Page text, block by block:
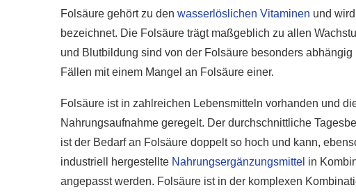
Folsäure gehört zu den wasserlöslichen Vitaminen und
bezeichnet. Die Folsäure trägt maßgeblich zu allen
und Blutbildung sind von der Folsäure besonders
Fällen mit einem Mangel an Folsäure einer.
Folsäure ist in zahlreichen Lebensmitteln vorhanden und
Nahrungsaufnahme geregelt. Der durchschnittliche
ist der Bedarf an Folsäure doppelt so hoch und kann,
industriell hergestellte Nahrungsergänzungsmittel in
angepasst werden. Folsäure ist in der komplexen